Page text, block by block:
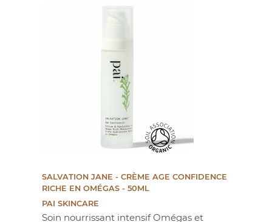
SALVATION JANE - CRÈME AGE CONFIDENCE
RICHE EN OMÉGAS - 50ML
PAI SKINCARE
Soin nourrissant intensif Omégas et